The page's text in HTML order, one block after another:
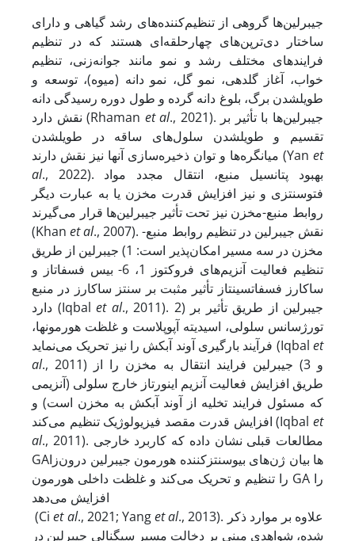
جیبرلین‌ها گروهی از تنظیم‌کننده‌های رشد گیاهی و دارای
ساختار دی‌ترپن‌های چهارحلقه‌ای هستند که در تنظیم
فرایندهای مختلف رشد و نمو مانند جوانه‌زنی، تنظیم
خواب، آغاز گلدهی، نمو گل، نمو دانه (میوه)، توسعه و
طویلشدن برگ، بلوغ دانه گرده و طول دوره رسیدگی دانه
نقش دارد (Rhaman et al., 2021). جیبرلین‌ها با تأثیر بر
تقسیم و طویلشدن سلول‌های ساقه در طویلشدن
میانگره‌ها و توان ذخیره‌سازی آنها نیز نقش دارند (Yan et
al., 2022). بهبود پتانسیل منبع، انتقال مجدد مواد
فتوسنتزی و نیز افزایش قدرت مخزن یا به عبارت دیگر
روابط منبع-مخزن نیز تحت تأثیر جیبرلین‌ها قرار می‌گیرند
(Khanet al., 2007). نقش جیبرلین در تنظیم روابط منبع-
مخزن در سه مسیر امکان‌پذیر است: 1) جیبرلین از طریق
تنظیم فعالیت آنزیم‌های فروکتوز 1، 6- بیس فسفاتاز و
ساکارز فسفاتسینتاز تأثیر مثبت بر سنتز ساکارز در منبع
دارد (Iqbal et al., 2011). 2) جیبرلین از طریق تأثیر بر
تورژسانس سلولی، اسیدیته آپوپلاست و غلظت هورمونها،
فرآیند بارگیری آوند آبکش را نیز تحریک می‌نماید (Iqbalet
al., 2011) و 3) جیبرلین فرایند انتقال به مخزن را از
طریق افزایش فعالیت آنزیم اینورتاز خارج‌ سلولی (آنزیمی
که مسئول فرایند تخلیه از آوند آبکش به مخزن است) و
افزایش قدرت مقصد فیزیولوژیک تنظیم می‌کند (Iqbalet
al., 2011). مطالعات قبلی نشان داده که کاربرد خارجی
GAها بیان ژن‌های بیوسنتزکننده هورمون جیبرلین درون‌زا
را تنظیم و تحریک می‌کند و غلظت داخلی هورمون‌ GA را
افزایش می‌دهد
(Ciet al., 2021; Yanget al
., 2013). علاوه بر موارد ذکر
شده، شواهدی مبنی بر دخالت مسیر سیگنالی جیبرلین در